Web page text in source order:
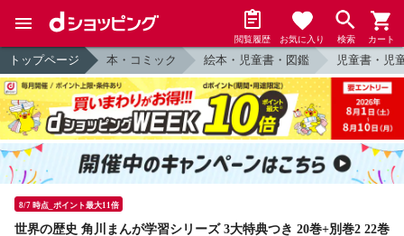
閲覧履歴 お気に入り 検索 カート
トップページ 本・コミック 絵本・児童書・図鑑 児童書・児
8/7 時点_ポイント最大11倍
世界の歴史 角川まんが学習シリーズ 3大特典つき 20巻+別巻2 22巻